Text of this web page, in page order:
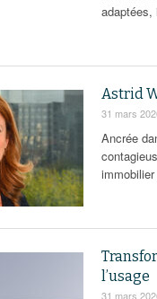
adaptées,
Astrid
31 mars
Ancrée
l’usage
31 mars